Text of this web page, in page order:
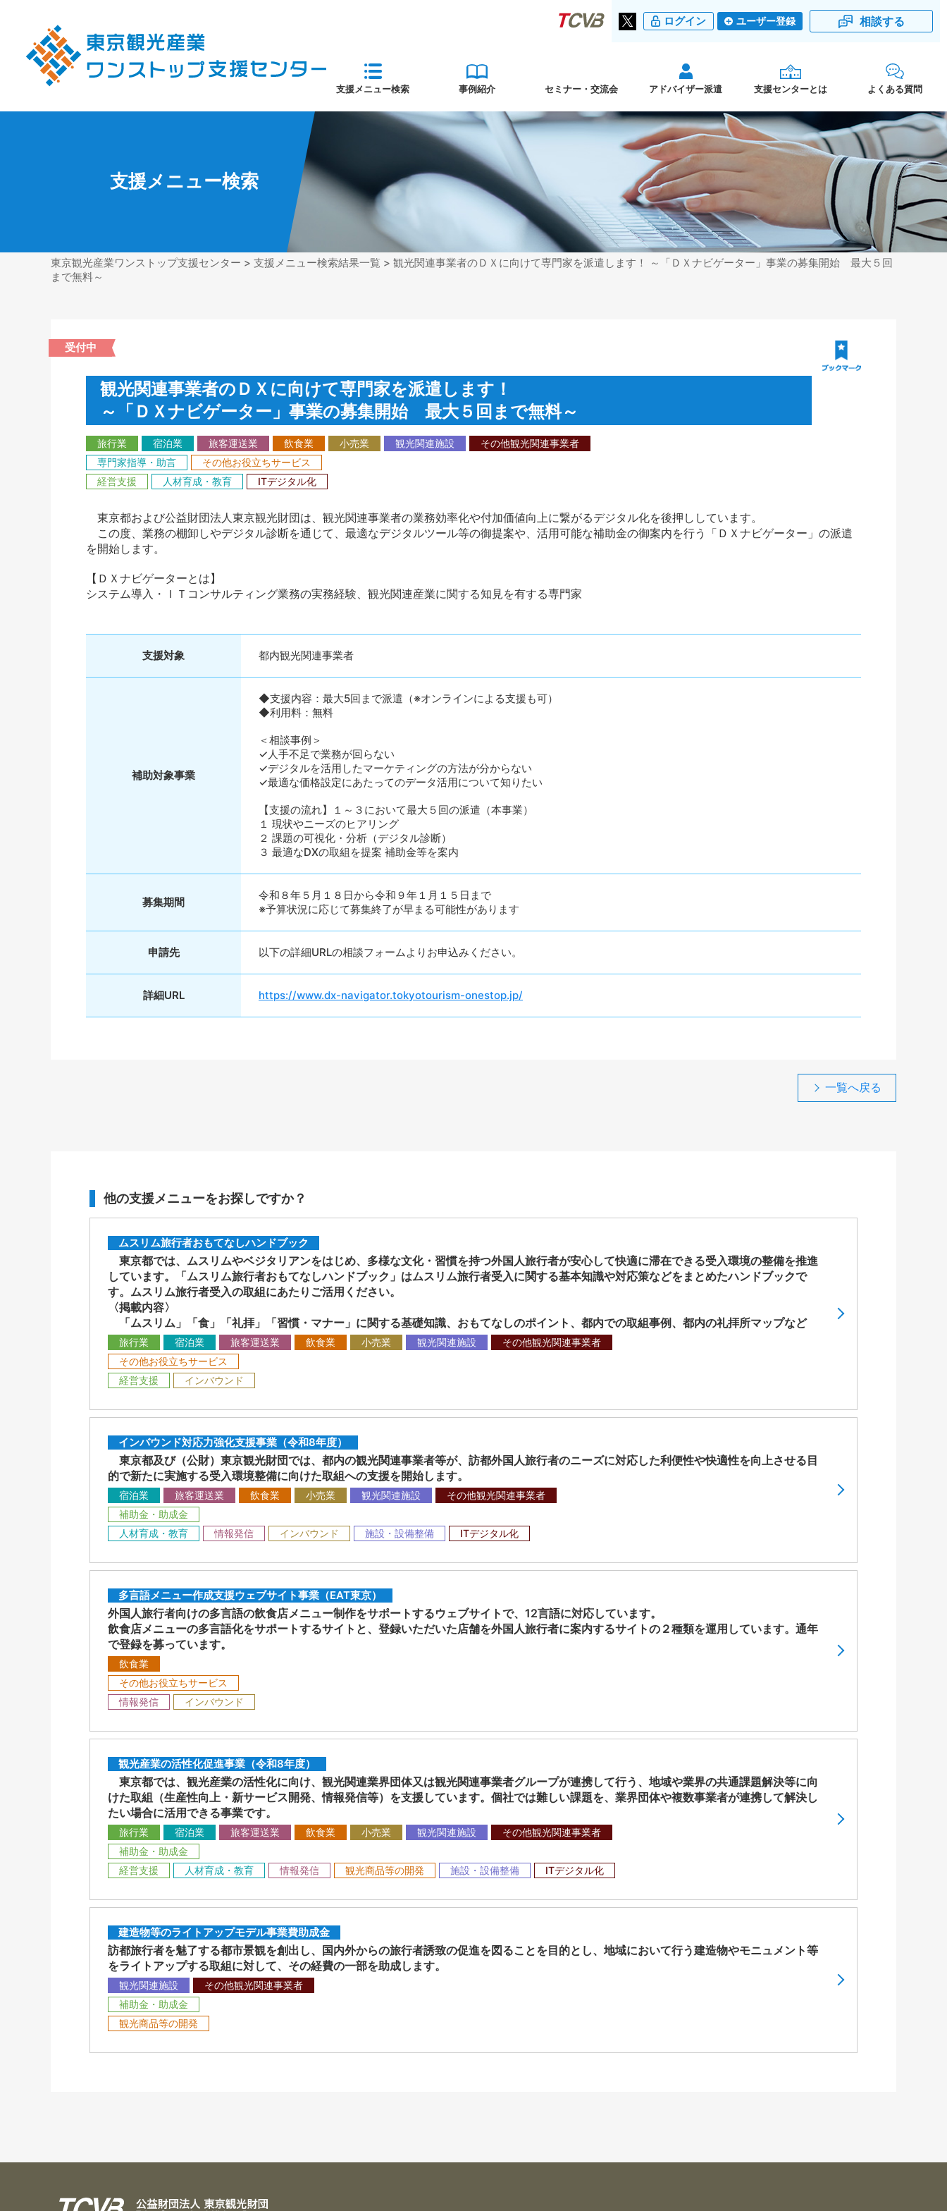
ログイン ユーザー登録 相談する
支援メニュー検索 事例紹介 セミナー・交流会 アドバイザー派遣 支援センターとは よくある質問
支援メニュー検索
東京観光産業ワンストップ支援センター > 支援メニュー検索結果一覧 > 観光関連事業者のＤＸに向けて専門家を派遣します！ ～「ＤＸナビゲーター」事業の募集開始 最大５回
まで無料～
受付中
観光関連事業者のＤＸに向けて専門家を派遣します！
～「ＤＸナビゲーター」事業の募集開始 最大５回まで無料～
旅行業 宿泊業 旅客運送業 飲食業 小売業 観光関連施設
その他観光関連事業者
専門家指導・助言
その他お役立ちサービス
経営支援
人材育成・教育 ITデジタル化
東京都および公益財団法人東京観光財団は、観光関連事業者の業務効率化や付加価値向上に繋がるデジタル化を後押ししています。
この度、業務の棚卸しやデジタル診断を通じて、最適なデジタルツール等の御提案や、活用可能な補助金の御案内を行う「ＤＸナビゲーター」の派遣
を開始します。
【ＤＸナビゲーターとは】
システム導入・ＩＴコンサルティング業務の実務経験、観光関連産業に関する知見を有する専門家
支援対象 都内観光関連事業者
補助対象事業
◆支援内容：最大5回まで派遣（※オンラインによる支援も可）
◆利用料：無料
＜相談事例＞
✓人手不足で業務が回らない
✓デジタルを活用したマーケティングの方法が分からない
✓最適な価格設定にあたってのデータ活用について知りたい
【支援の流れ】１～３において最大５回の派遣（本事業）
１ 現状やニーズのヒアリング
２ 課題の可視化・分析（デジタル診断）
３ 最適なDXの取組を提案 補助金等を案内
募集期間
令和８年５月１８日から令和９年１月１５日まで
※予算状況に応じて募集終了が早まる可能性があります
申請先 以下の詳細URLの相談フォームよりお申込みください。
詳細URL https://www.dx-navigator.tokyotourism-onestop.jp/
一覧へ戻る
他の支援メニューをお探しですか？
ムスリム旅行者おもてなしハンドブック
東京都では、ムスリムやベジタリアンをはじめ、多様な文化・習慣を持つ外国人旅行者が安心して快適に滞在できる受入環境の整備を推進
しています。「ムスリム旅行者おもてなしハンドブック」はムスリム旅行者受入に関する基本知識や対応策などをまとめたハンドブックで
す。ムスリム旅行者受入の取組にあたりご活用ください。
〈掲載内容〉
「ムスリム」「食」「礼拝」「習慣・マナー」に関する基礎知識、おもてなしのポイント、都内での取組事例、都内の礼拝所マップなど
旅行業 宿泊業 旅客運送業 飲食業 小売業 観光関連施設
その他観光関連事業者
その他お役立ちサービス
経営支援
インバウンド
インバウンド対応力強化支援事業（令和8年度）
東京都及び（公財）東京観光財団では、都内の観光関連事業者等が、訪都外国人旅行者のニーズに対応した利便性や快適性を向上させる目
的で新たに実施する受入環境整備に向けた取組への支援を開始します。
宿泊業 旅客運送業 飲食業 小売業 観光関連施設
その他観光関連事業者
補助金・助成金
人材育成・教育
情報発信 インバウンド 施設・設備整備 ITデジタル化
多言語メニュー作成支援ウェブサイト事業（EAT東京）
外国人旅行者向けの多言語の飲食店メニュー制作をサポートするウェブサイトで、12言語に対応しています。
飲食店メニューの多言語化をサポートするサイトと、登録いただいた店舗を外国人旅行者に案内するサイトの２種類を運用しています。通年
で登録を募っています。
飲食業
その他お役立ちサービス
情報発信
インバウンド
観光産業の活性化促進事業（令和8年度）
東京都では、観光産業の活性化に向け、観光関連業界団体又は観光関連事業者グループが連携して行う、地域や業界の共通課題解決等に向
けた取組（生産性向上・新サービス開発、情報発信等）を支援しています。個社では難しい課題を、業界団体や複数事業者が連携して解決し
たい場合に活用できる事業です。
旅行業 宿泊業 旅客運送業 飲食業 小売業 観光関連施設
その他観光関連事業者
補助金・助成金
経営支援
人材育成・教育 情報発信 観光商品等の開発 施設・設備整備 ITデジタル化
建造物等のライトアップモデル事業費助成金
訪都旅行者を魅了する都市景観を創出し、国内外からの旅行者誘致の促進を図ることを目的とし、地域において行う建造物やモニュメント等
をライトアップする取組に対して、その経費の一部を助成します。
観光関連施設
その他観光関連事業者
補助金・助成金
観光商品等の開発